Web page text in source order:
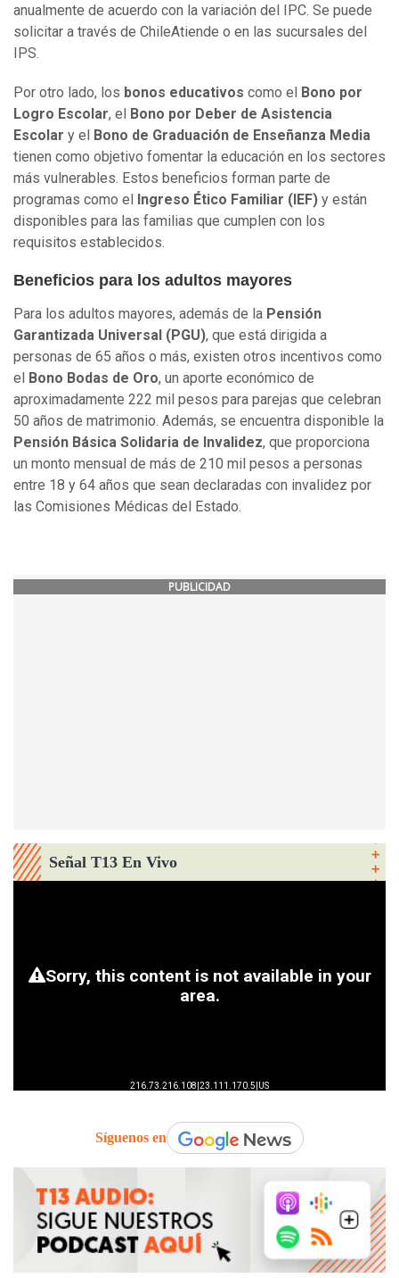
anualmente de acuerdo con la variación del IPC. Se puede
solicitar a través de ChileAtiende o en las sucursales del
IPS.
Por otro lado, los bonos educativos como el Bono por
Logro Escolar, el Bono por Deber de Asistencia
Escolar y el Bono de Graduación de Enseñanza Media
tienen como objetivo fomentar la educación en los sectores
más vulnerables. Estos beneficios forman parte de
programas como el Ingreso Ético Familiar (IEF) y están
disponibles para las familias que cumplen con los
requisitos establecidos.
Beneficios para los adultos mayores
Para los adultos mayores, además de la Pensión
Garantizada Universal (PGU), que está dirigida a
personas de 65 años o más, existen otros incentivos como
el Bono Bodas de Oro, un aporte económico de
aproximadamente 222 mil pesos para parejas que celebran
50 años de matrimonio. Además, se encuentra disponible la
Pensión Básica Solidaria de Invalidez, que proporciona
un monto mensual de más de 210 mil pesos a personas
entre 18 y 64 años que sean declaradas con invalidez por
las Comisiones Médicas del Estado.
PUBLICIDAD
Señal T13 En Vivo
Síguenos en